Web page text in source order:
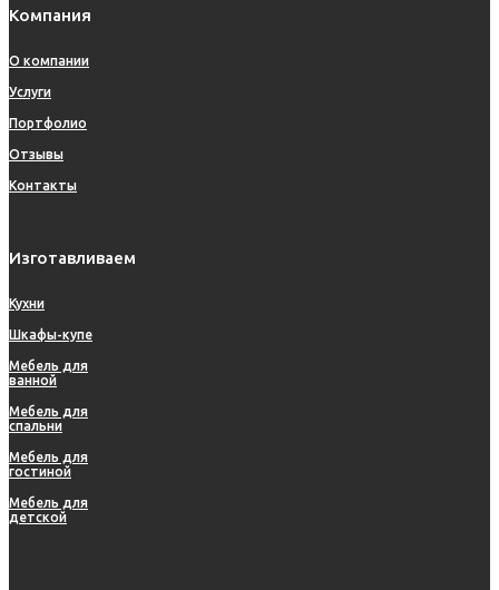
Компания
О компании
Услуги
Портфолио
Отзывы
Контакты
Изготавливаем
Кухни
Шкафы-купе
Мебель для
ванной
Мебель для
спальни
Мебель для
гостиной
Мебель для
детской